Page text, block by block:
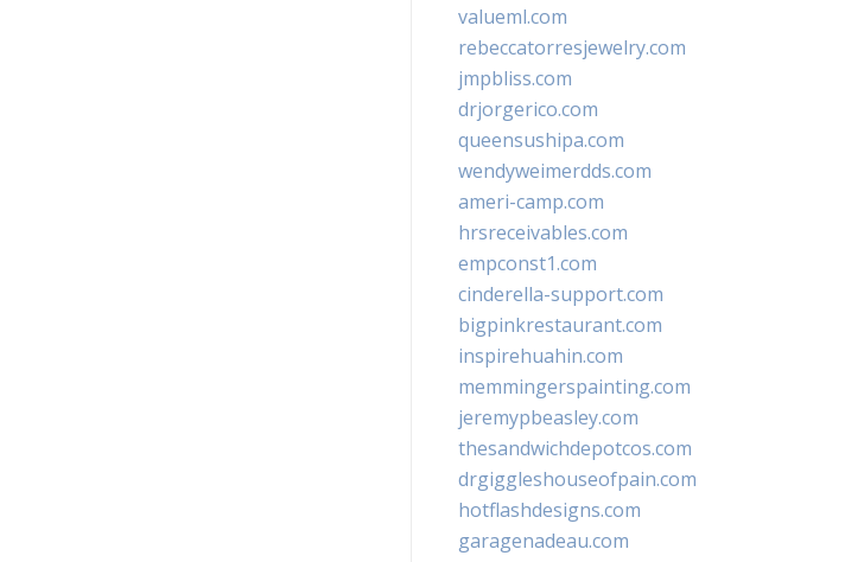
valueml.com
rebeccatorresjewelry.com
jmpbliss.com
drjorgerico.com
queensushipa.com
wendyweimerdds.com
ameri-camp.com
hrsreceivables.com
empconst1.com
cinderella-support.com
bigpinkrestaurant.com
inspirehuahin.com
memmingerspainting.com
jeremypbeasley.com
thesandwichdepotcos.com
drgiggleshouseofpain.com
hotflashdesigns.com
garagenadeau.com